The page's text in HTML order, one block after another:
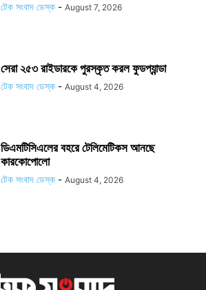
টেক সংবাদ ডেস্ক - August 7, 2026
সেরা ২৫৩ রাইডারকে পুরস্কৃত করল ফুডপ্যান্ডা
টেক সংবাদ ডেস্ক - August 4, 2026
ডিএমটিসিএলের বহরে টেলিমেটিকস আনছে
কারকোপোলো
টেক সংবাদ ডেস্ক - August 4, 2026